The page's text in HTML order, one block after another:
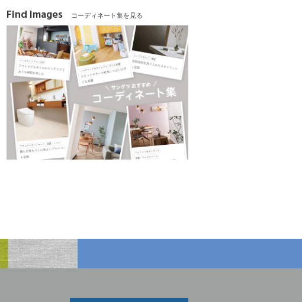
Find Images コーディネート集を見る